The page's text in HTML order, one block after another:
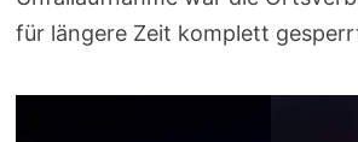
für längere Zeit komplett